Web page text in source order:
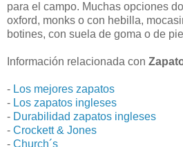
para el campo. Muchas opciones
oxford, monks o con hebilla,
botines, con suela de goma o de
Información relacionada con
- Los mejores zapatos
- Los zapatos ingleses
- Durabilidad zapatos ingleses
- Crockett & Jones
- Church´s